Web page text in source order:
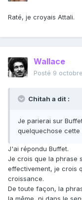
Raté, je croyais Attali.
Wallace
Posté 9
Chitah a dit :
Je parierai sur
quelquechose cette
J'ai répondu Buffet.
Je crois que la phrase
effectivement, je crois
croissance.
De toute façon, la